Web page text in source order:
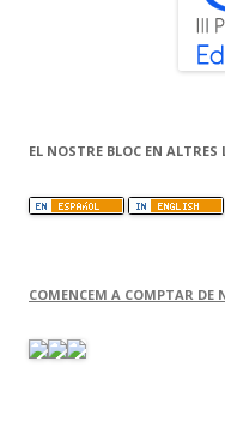
EL NOSTRE BLOC EN ALTRES
COMENCEM A COMPTAR DE